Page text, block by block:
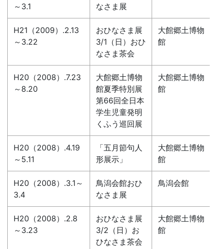
～3.1
なさま展
H21（2009）.2.13
～3.22
おひなさま展
3/1（日）おひ
なさま茶会
大館郷土博物
館
H20（2008）.7.23
～8.20
大館郷土博物
館夏季特別展
第66回全日本
学生児童発明
くふう巡回展
大館郷土博物
館
H20（2008）.4.19
～5.11
「五月節句人
形展示」
大館郷土博物
館
H20（2008）.3.1～
3.4
鳥潟会館おひ
なさま展
鳥潟会館
H20（2008）.2.8
～3.23
おひなさま展
3/2（日）お
ひなさま茶会
大館郷土博物
館